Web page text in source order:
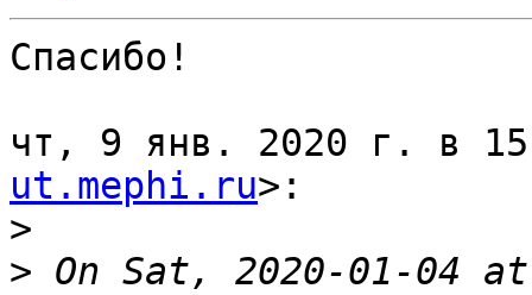
Спасибо!
чт, 9 янв. 2020 г. в
ut.mephi.ru>:
>
> On Sat, 2020-01-04